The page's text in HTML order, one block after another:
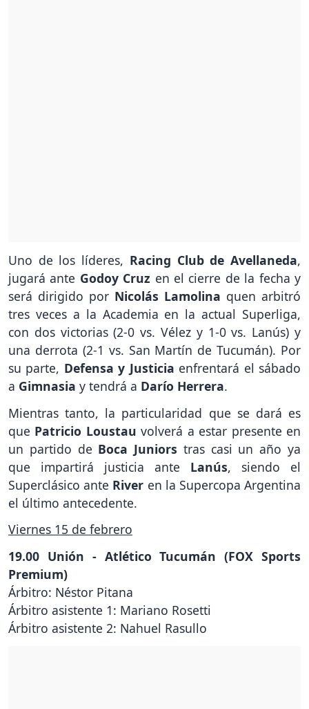
Uno de los líderes, Racing Club de Avellaneda,
jugará ante Godoy Cruz en el cierre de la fecha y
será dirigido por Nicolás Lamolina quen arbitró
tres veces a la Academia en la actual Superliga,
con dos victorias (2-0 vs. Vélez y 1-0 vs. Lanús) y
una derrota (2-1 vs. San Martín de Tucumán). Por
su parte, Defensa y Justicia enfrentará el sábado
a Gimnasia y tendrá a Darío Herrera.
Mientras tanto, la particularidad que se dará es
que Patricio Loustau volverá a estar presente en
un partido de Boca Juniors tras casi un año ya
que impartirá justicia ante Lanús, siendo el
Superclásico ante River en la Supercopa Argentina
el último antecedente.
Viernes 15 de febrero
19.00 Unión - Atlético Tucumán (FOX Sports
Premium)
Árbitro: Néstor Pitana
Árbitro asistente 1: Mariano Rosetti
Árbitro asistente 2: Nahuel Rasullo